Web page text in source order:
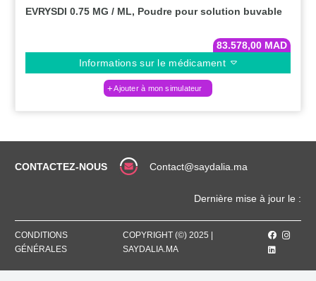
EVRYSDI 0.75 MG / ML, Poudre pour solution buvable
83.578,00 MAD
Informations sur le médicament
Ajouter à mon simulateur
CONTACTEZ-NOUS Contact@saydalia.ma
Dernière mise à jour le :
CONDITIONS
GÉNÉRALES
COPYRIGHT (©) 2025 |
SAYDALIA.MA